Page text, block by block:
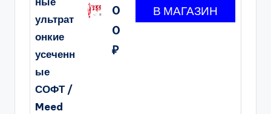
ультрат
онкие
усеченн
ые
СОФТ /
Meed
0
0
₽